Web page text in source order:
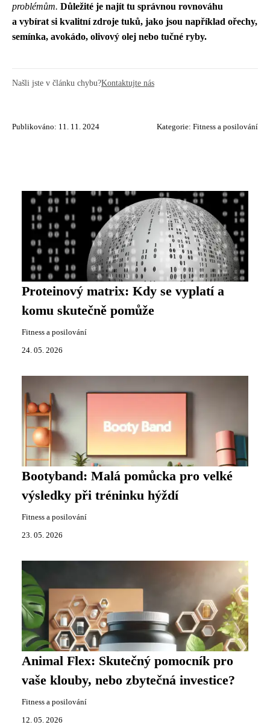
problémům. Důležité je najít tu správnou rovnováhu
a vybírat si kvalitní zdroje tuků, jako jsou například ořechy,
semínka, avokádo, olivový olej nebo tučné ryby.
Našli jste v článku chybu?Kontaktujte nás
Publikováno: 11. 11. 2024 Kategorie: Fitness a posilování
Proteinový matrix: Kdy se vyplatí a
komu skutečně pomůže
Fitness a posilování
24. 05. 2026
Bootyband: Malá pomůcka pro velké
výsledky při tréninku hýždí
Fitness a posilování
23. 05. 2026
Animal Flex: Skutečný pomocník pro
vaše klouby, nebo zbytečná investice?
Fitness a posilování
12. 05. 2026